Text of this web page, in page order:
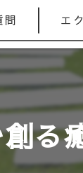
問 エ
る